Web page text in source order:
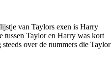
van Taylors exen is Harry
tussen Taylor en Harry was kort
over de nummers die Taylor